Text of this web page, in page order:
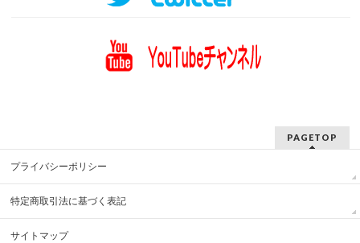
PAGETOP
プライバシーポリシー
特定商取引法に基づく表記
サイトマップ